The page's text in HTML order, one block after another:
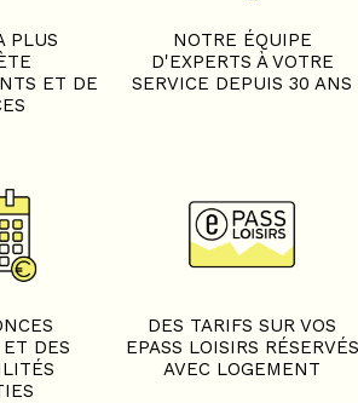
PLUS
ET DE
NOTRE ÉQUIPE
D'EXPERTS À VOTRE
SERVICE DEPUIS 30 ANS
DES
DES TARIFS SUR VOS
EPASS LOISIRS RÉSERVÉS
AVEC LOGEMENT